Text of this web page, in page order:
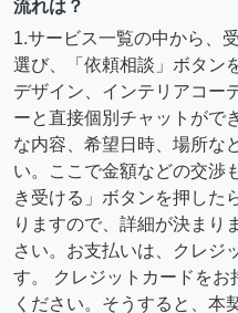
流れは？
1.サービス一覧の中から、
選び、「依頼相談」ボタン
デザイン、インテリアコー
ーと直接個別チャットがで
な内容、希望日時、場所な
い。ここで金額などの交渉
き受ける」ボタンを押した
りますので、詳細が決まり
さい。お支払いは、クレジ
す。 クレジットカードを
ください。そうすると、本